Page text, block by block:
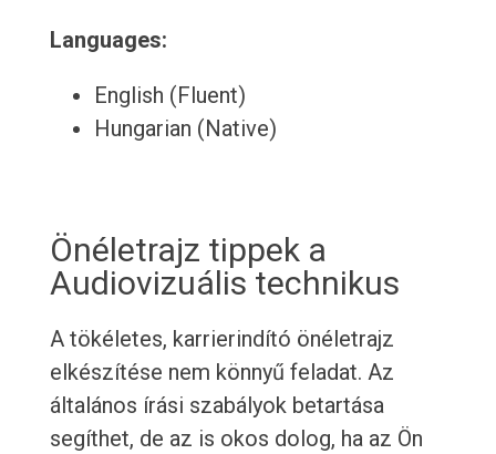
Languages:
English (Fluent)
Hungarian (Native)
Önéletrajz tippek a
Audiovizuális technikus
A tökéletes, karrierindító önéletrajz
elkészítése nem könnyű feladat. Az
általános írási szabályok betartása
segíthet, de az is okos dolog, ha az Ön